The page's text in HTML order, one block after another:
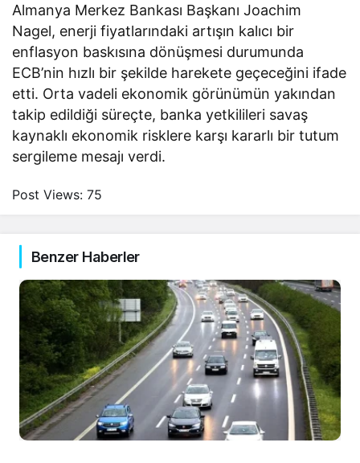
Almanya Merkez Bankası Başkanı Joachim
Nagel, enerji fiyatlarındaki artışın kalıcı bir
enflasyon baskısına dönüşmesi durumunda
ECB’nin hızlı bir şekilde harekete geçeceğini ifade
etti. Orta vadeli ekonomik görünümün yakından
takip edildiği süreçte, banka yetkilileri savaş
kaynaklı ekonomik risklere karşı kararlı bir tutum
sergileme mesajı verdi.
Post Views: 75
Benzer Haberler